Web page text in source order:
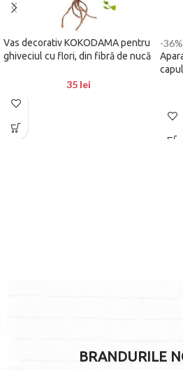
Vas decorativ KOKODAMA pentru
ghiveciul cu flori, din fibră de nucă
35 lei
-36%
BRANDURILE